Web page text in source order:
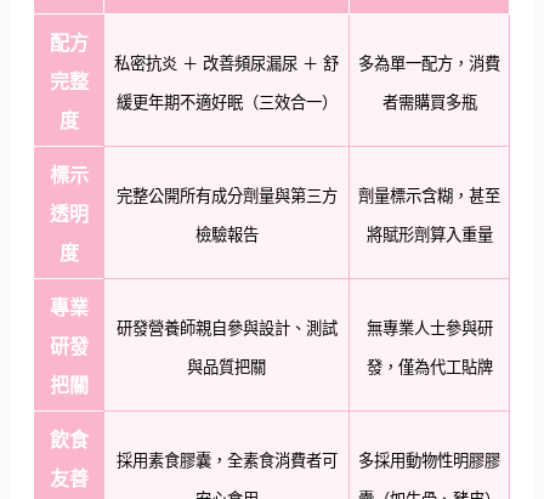
配方
完整
度
私密抗炎 ＋ 改善頻尿漏尿 ＋ 舒
緩更年期不適好眠（三效合一）
多為單一配方，消費
者需購買多瓶
標示
透明
度
完整公開所有成分劑量與第三方
檢驗報告
劑量標示含糊，甚至
將賦形劑算入重量
專業
研發
把關
研發營養師親自參與設計、測試
與品質把關
無專業人士參與研
發，僅為代工貼牌
飲食
友善
採用素食膠囊，全素食消費者可 多採用動物性明膠膠